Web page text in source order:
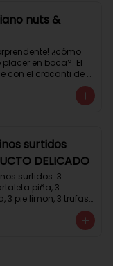
nuts &
¿cómo
en boca?. El
con el crocanti de
potencia su masa
masa de color
vainilla que incluye
de leche con
y decorado con
surtidos
DELICADO
surtidos: 3
piña, 3
3 pie limon, 3 trufas